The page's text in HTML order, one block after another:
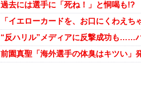
“反ハリル”メディアに反撃成功も……
前園真聖「海外選手の体臭はキツい」